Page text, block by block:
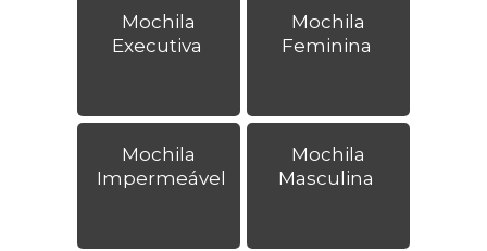
Mochila
Executiva
Mochila
Feminina
Mochila
Impermeável
Mochila
Masculina